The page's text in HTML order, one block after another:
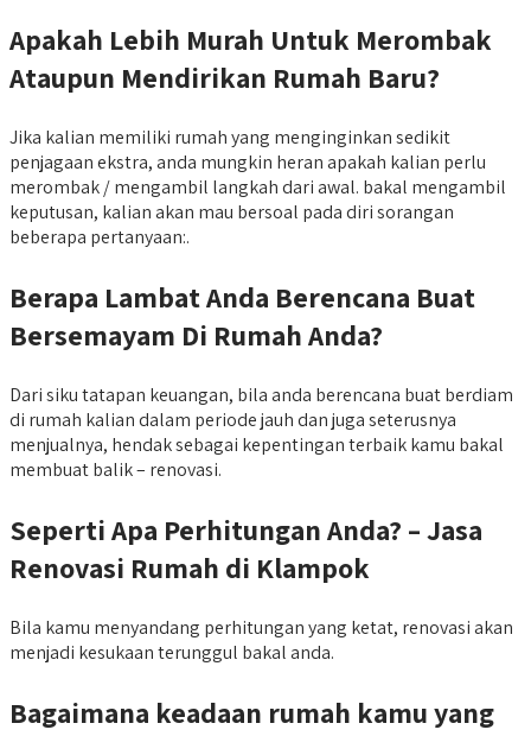
Apakah Lebih Murah Untuk Merombak
Ataupun Mendirikan Rumah Baru?
Jika kalian memiliki rumah yang menginginkan sedikit
penjagaan ekstra, anda mungkin heran apakah kalian perlu
merombak / mengambil langkah dari awal. bakal mengambil
keputusan, kalian akan mau bersoal pada diri sorangan
beberapa pertanyaan:.
Berapa Lambat Anda Berencana Buat
Bersemayam Di Rumah Anda?
Dari siku tatapan keuangan, bila anda berencana buat berdiam
di rumah kalian dalam periode jauh dan juga seterusnya
menjualnya, hendak sebagai kepentingan terbaik kamu bakal
membuat balik – renovasi.
Seperti Apa Perhitungan Anda? – Jasa
Renovasi Rumah di Klampok
Bila kamu menyandang perhitungan yang ketat, renovasi akan
menjadi kesukaan terunggul bakal anda.
Bagaimana keadaan rumah kamu yang